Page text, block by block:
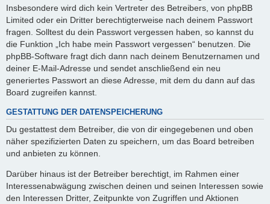
Insbesondere wird dich kein Vertreter des Betreibers, von phpBB
Limited oder ein Dritter berechtigterweise nach deinem Passwort
fragen. Solltest du dein Passwort vergessen haben, so kannst du
die Funktion „Ich habe mein Passwort vergessen“ benutzen. Die
phpBB-Software fragt dich dann nach deinem Benutzernamen und
deiner E-Mail-Adresse und sendet anschließend ein neu
generiertes Passwort an diese Adresse, mit dem du dann auf das
Board zugreifen kannst.
GESTATTUNG DER DATENSPEICHERUNG
Du gestattest dem Betreiber, die von dir eingegebenen und oben
näher spezifizierten Daten zu speichern, um das Board betreiben
und anbieten zu können.
Darüber hinaus ist der Betreiber berechtigt, im Rahmen einer
Interessenabwägung zwischen deinen und seinen Interessen sowie
den Interessen Dritter, Zeitpunkte von Zugriffen und Aktionen